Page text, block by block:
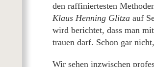
den raffiniertesten
Klaus Henning Glitza auf
wird berichtet, dass man
trauen darf. Schon gar
Wir sehen inzwischen